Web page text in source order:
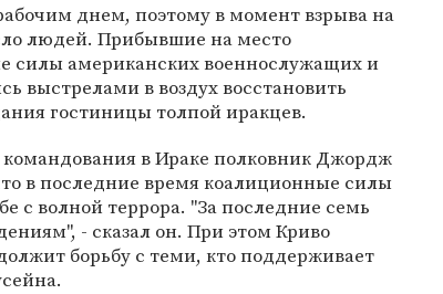
днем, поэтому в момент взрыва на
людей. Прибывшие на место
силы американских военнослужащих и
выстрелами в воздух восстановить
гостиницы толпой иракцев.
в Ираке полковник Джордж
в последние время коалиционные силы
с волной террора. "За последние семь
- сказал он. При этом Криво
борьбу с теми, кто поддерживает